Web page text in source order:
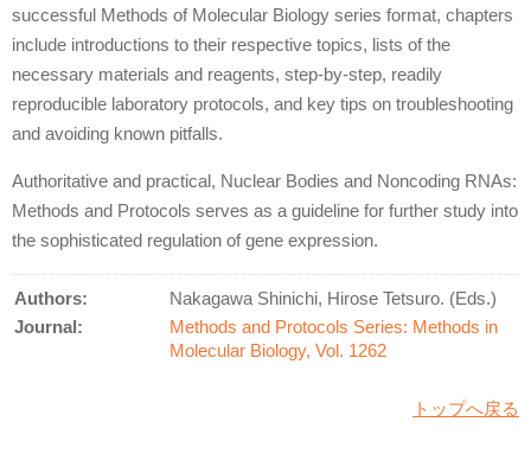
successful Methods of Molecular Biology series format, chapters
include introductions to their respective topics, lists of the
necessary materials and reagents, step-by-step, readily
reproducible laboratory protocols, and key tips on troubleshooting
and avoiding known pitfalls.
Authoritative and practical, Nuclear Bodies and Noncoding RNAs:
Methods and Protocols serves as a guideline for further study into
the sophisticated regulation of gene expression.
Authors:
Nakagawa Shinichi, Hirose Tetsuro. (Eds.)
Journal:
Methods and Protocols Series: Methods in
Molecular Biology, Vol. 1262
トップへ戻る